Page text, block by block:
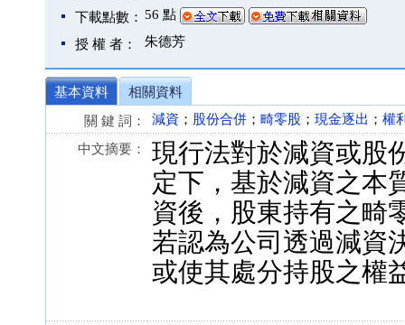
下載點數： 56 點
授 權 者： 朱德芳
基本資料
相關資料
關 鍵 詞：
減資 ； 股份合併 ； 畸零股 ； 現金逐出 ； 權
中文摘要：
現行法對於減資或股
定下，基於減資之本
資後，股東持有之畸
若認為公司透過減資
或使其處分持股之權